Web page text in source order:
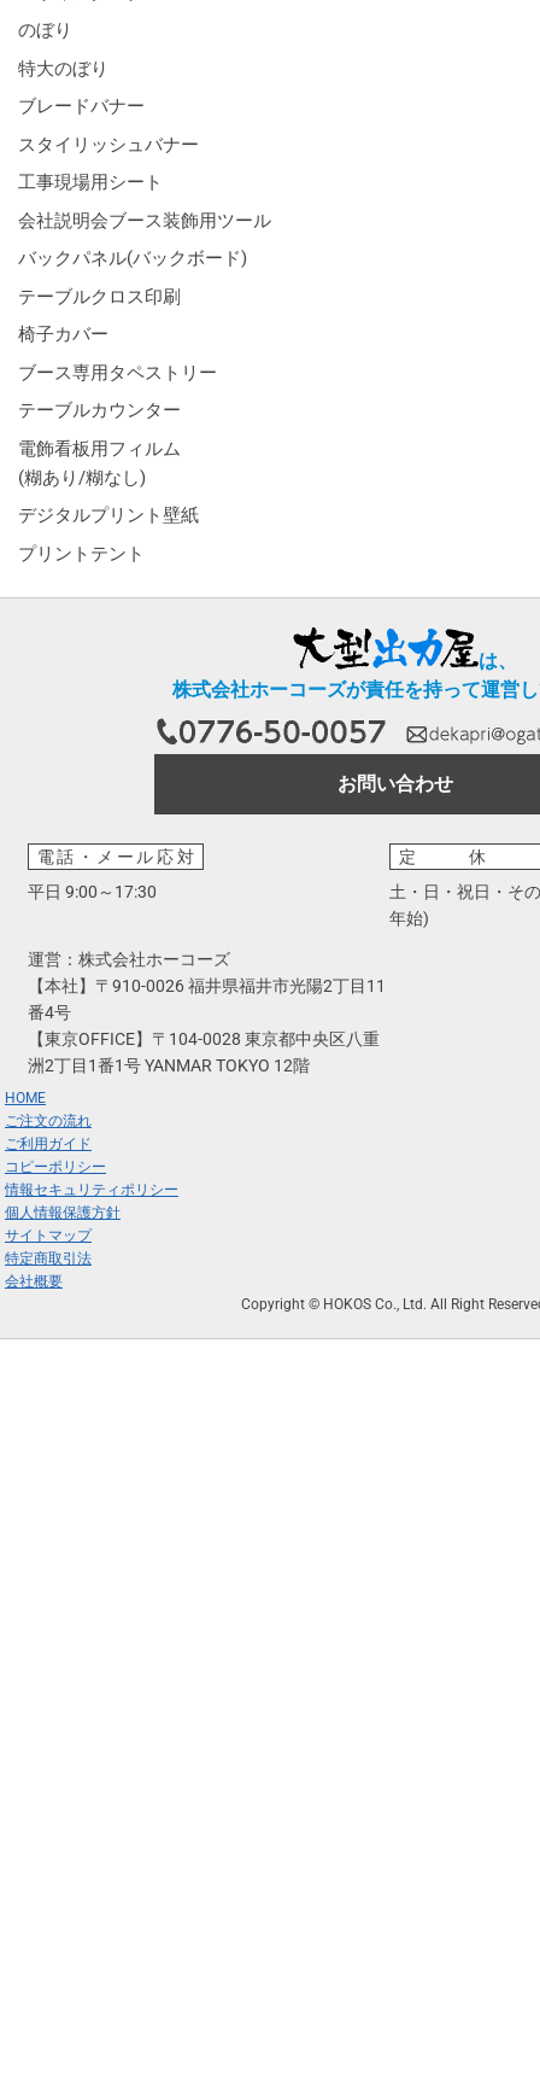
のぼり
特大のぼり
ブレードバナー
スタイリッシュバナー
工事現場用シート
会社説明会ブース装飾用ツール
バックパネル(バックボード)
テーブルクロス印刷
椅子カバー
ブース専用タペストリー
テーブルカウンター
電飾看板用フィルム
(糊あり/糊なし)
デジタルプリント壁紙
プリントテント
は、
株式会社ホーコーズが責任を持って運営
お問い合わせ
電話・メール応対
平日 9:00～17:30
定休
土・日・祝日・そ
年始)
運営：株式会社ホーコーズ
【本社】〒910-0026 福井県福井市光陽2丁目11
番4号
【東京OFFICE】〒104-0028 東京都中央区八重
洲2丁目1番1号 YANMAR TOKYO 12階
HOME
ご注文の流れ
ご利用ガイド
コピーポリシー
情報セキュリティポリシー
個人情報保護方針
サイトマップ
特定商取引法
会社概要
Copyright © HOKOS Co., Ltd. All Right